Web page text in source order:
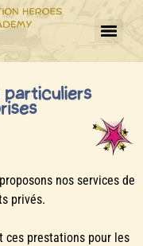
nos services de
privés.
ces prestations pour les